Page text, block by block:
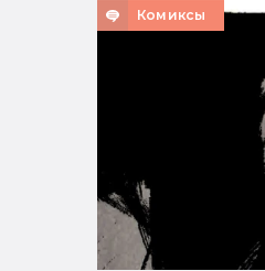
Комиксы